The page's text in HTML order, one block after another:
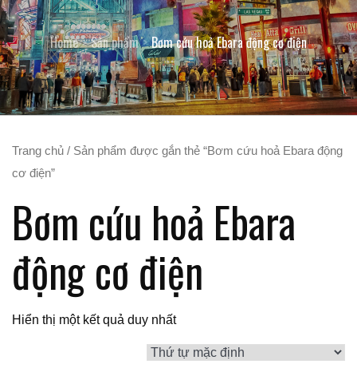
Home Sản phẩm Bơm cứu hoả Ebara động cơ điện
Trang chủ / Sản phẩm được gắn thẻ “Bơm cứu hoả Ebara động
cơ điện”
Bơm cứu hoả Ebara
động cơ điện
Hiển thị một kết quả duy nhất